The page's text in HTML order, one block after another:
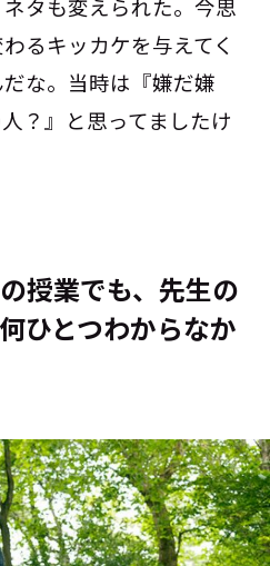
タも変えられた。今思
るキッカケを与えてく
な。当時は『嫌だ嫌
？』と思ってましたけ
授業でも、先生の
ひとつわからなか